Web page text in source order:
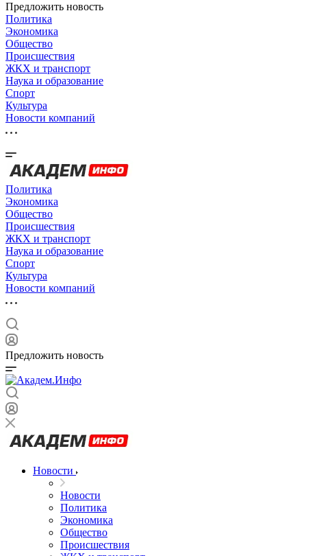
Предложить новость
Политика
Экономика
Общество
Происшествия
ЖКХ и транспорт
Наука и образование
Спорт
Культура
Новости компаний
Политика
Экономика
Общество
Происшествия
ЖКХ и транспорт
Наука и образование
Спорт
Культура
Новости компаний
Предложить новость
Новости
Новости
Политика
Экономика
Общество
Происшествия